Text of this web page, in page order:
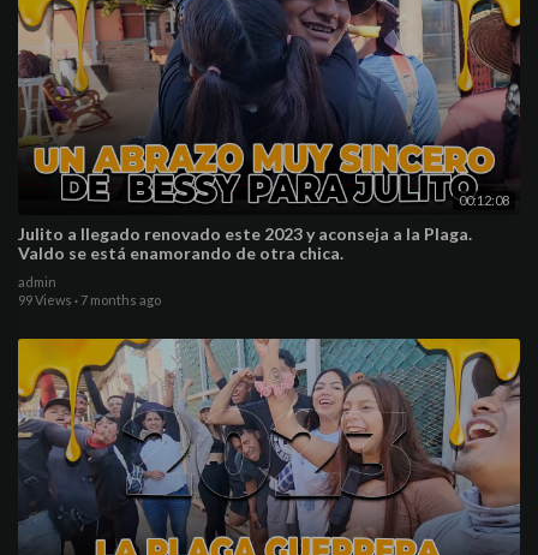
00:12:08
Julito a llegado renovado este 2023 y aconseja a la Plaga.
Valdo se está enamorando de otra chica.
admin
99 Views ·7 months ago